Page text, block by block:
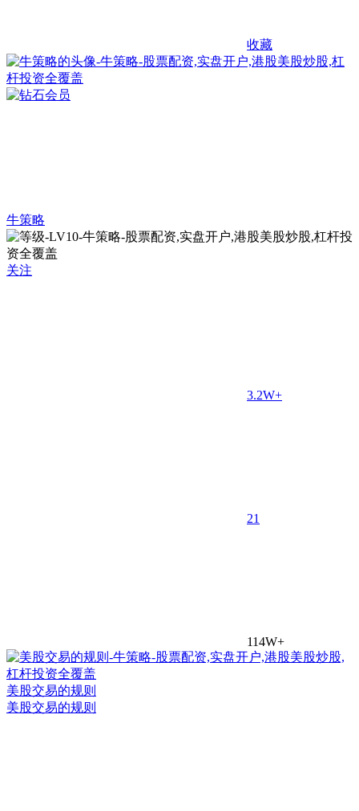
收藏
牛策略
关注
3.2W+
21
114W+
美股交易的规则
美股交易的规则